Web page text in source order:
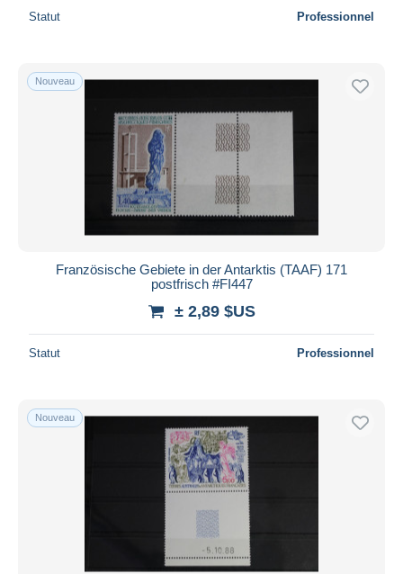
Statut Professionnel
Nouveau
Französische Gebiete in der Antarktis (TAAF) 171
postfrisch #FI447
± 2,89 $US
Statut Professionnel
Nouveau